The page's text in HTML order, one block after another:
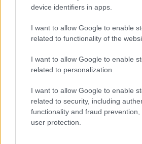
device identifiers in apps.
I want to allow Google to enable
related to functionality of the
I want to allow Google to enable
related to personalization.
I want to allow Google to enable
related to security, including
functionality and fraud
user protection.
elsőre áprilisi tréfának tűnhet,
magyar idő szerint 19:00-kor véget